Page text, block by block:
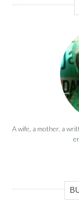
A wife, a mother, a